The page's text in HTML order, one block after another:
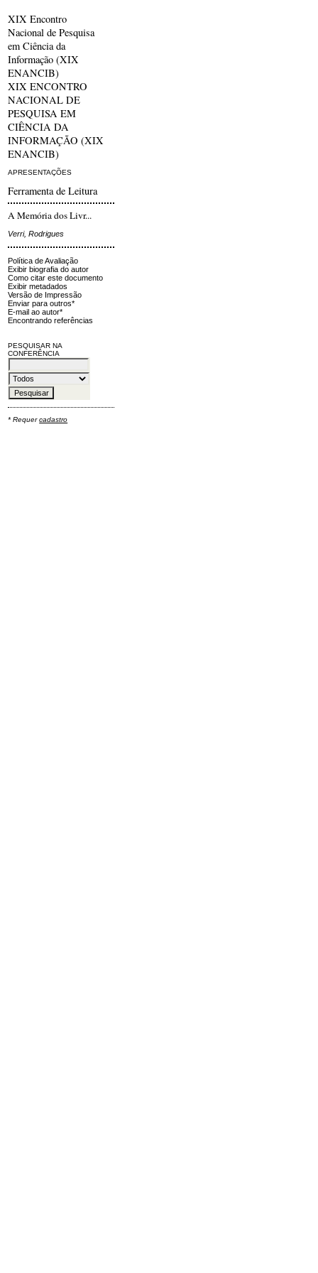
XIX Encontro
Nacional de Pesquisa
em Ciência da
Informação (XIX
ENANCIB)
XIX ENCONTRO
NACIONAL DE
PESQUISA EM
CIÊNCIA DA
INFORMAÇÃO (XIX
ENANCIB)
APRESENTAÇÕES
Ferramenta de Leitura
A Memória dos Livr...
Verri, Rodrigues
Política de Avaliação
Exibir biografia do autor
Como citar este documento
Exibir metadados
Versão de Impressão
Enviar para outros*
E-mail ao autor*
Encontrando referências
PESQUISAR NA
CONFERÊNCIA
* Requercadastro